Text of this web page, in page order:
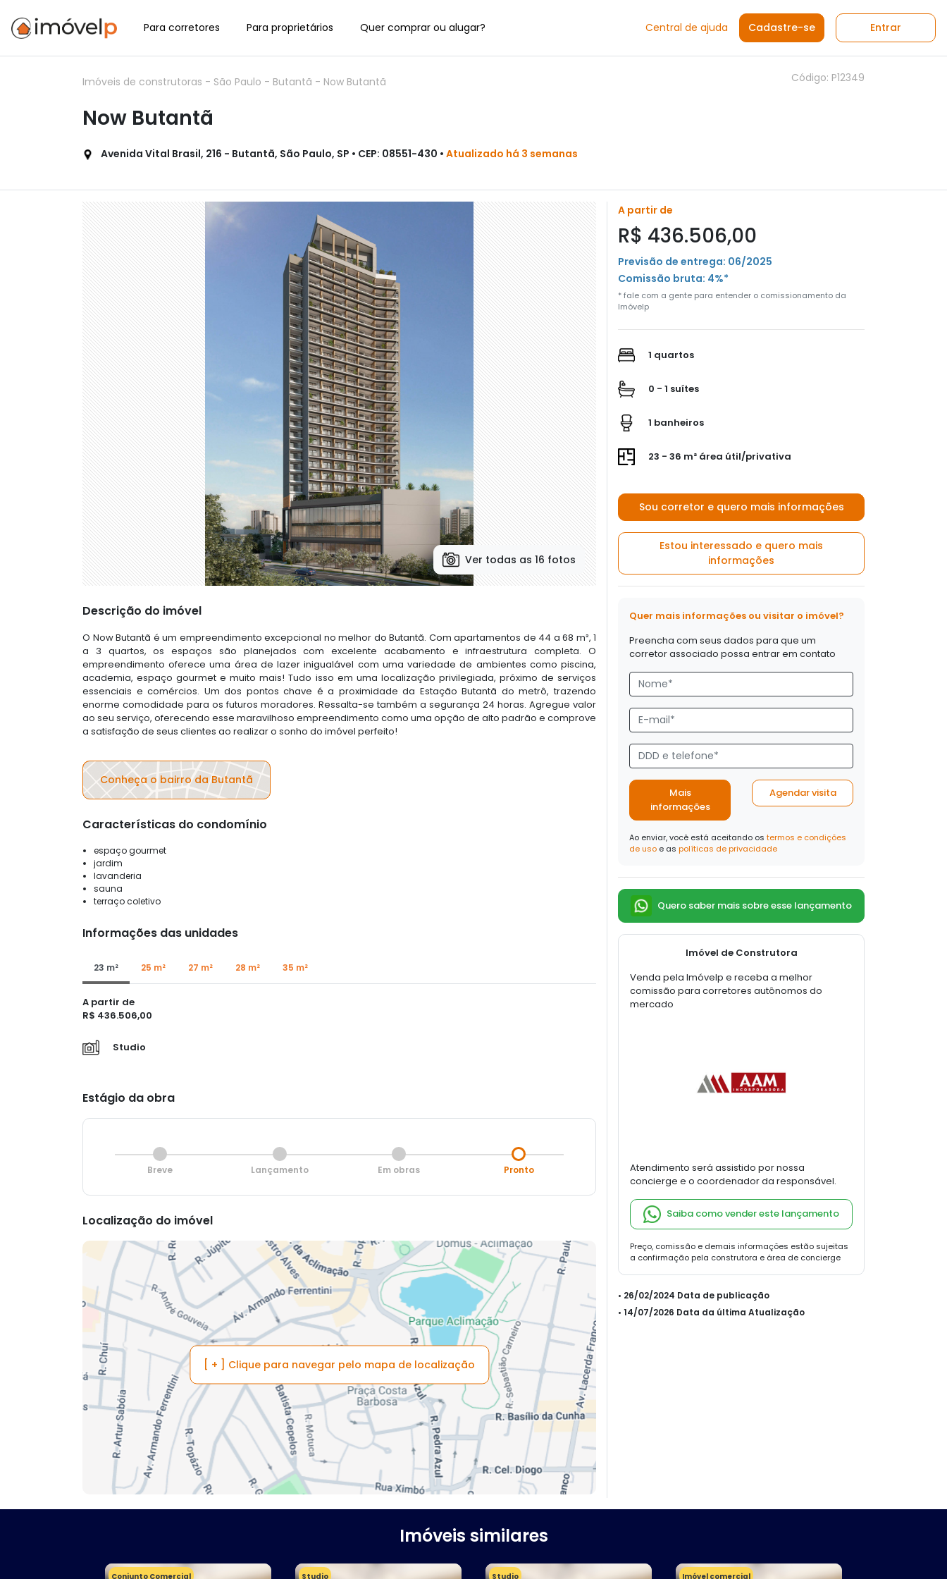
Para corretores Para proprietários Quer comprar ou alugar? Central de ajuda Cadastre-se Entrar
Imóveis de construtoras - São Paulo - Butantã - Now Butantã Código: P12349
Now Butantã
Avenida Vital Brasil, 216 - Butantã, São Paulo, SP • CEP: 08551-430 • Atualizado há 3 semanas
Ver todas as 16 fotos
Descrição do imóvel
O Now Butantã é um empreendimento excepcional no melhor do Butantã. Com apartamentos de 44 a 68 m², 1
a 3 quartos, os espaços são planejados com excelente acabamento e infraestrutura completa. O
empreendimento oferece uma área de lazer inigualável com uma variedade de ambientes como piscina,
academia, espaço gourmet e muito mais! Tudo isso em uma localização privilegiada, próximo de serviços
essenciais e comércios. Um dos pontos chave é a proximidade da Estação Butantã do metrô, trazendo
enorme comodidade para os futuros moradores. Ressalta-se também a segurança 24 horas. Agregue valor
ao seu serviço, oferecendo esse maravilhoso empreendimento como uma opção de alto padrão e comprove
a satisfação de seus clientes ao realizar o sonho do imóvel perfeito!
Conheça o bairro da Butantã
Características do condomínio
espaço gourmet
jardim
lavanderia
sauna
terraço coletivo
Informações das unidades
23 m² 25 m² 27 m² 28 m² 35 m²
A partir de
R$ 436.506,00
Studio
Estágio da obra
Breve Lançamento Em obras Pronto
Localização do imóvel
[ + ] Clique para navegar pelo mapa de localização
A partir de
R$ 436.506,00
Previsão de entrega: 06/2025
Comissão bruta: 4%*
* fale com a gente para entender o comissionamento da
Imóvelp
1 quartos
0 - 1 suítes
1 banheiros
23 - 36 m² área útil/privativa
Sou corretor e quero mais informações
Estou interessado e quero mais
informações
Quer mais informações ou visitar o imóvel?
Preencha com seus dados para que um
corretor associado possa entrar em contato
Mais
informações
Agendar visita
Ao enviar, você está aceitando os termos e condições
de uso e as políticas de privacidade
Quero saber mais sobre esse lançamento
Imóvel de Construtora
Venda pela Imóvelp e receba a melhor
comissão para corretores autônomos do
mercado
Atendimento será assistido por nossa
concierge e o coordenador da responsável.
Saiba como vender este lançamento
Preço, comissão e demais informações estão sujeitas
a confirmação pela construtora e área de concierge
• 26/02/2024 Data de publicação
• 14/07/2026 Data da última Atualização
Imóveis similares
Conjunto Comercial Studio Studio Imóvel comercial